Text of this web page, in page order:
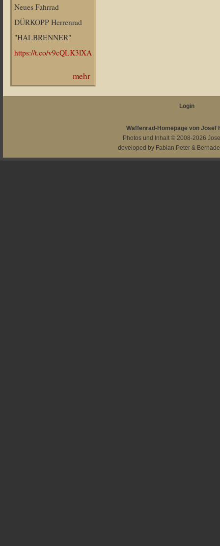
Neues Fahrrad
DÜRKOPP Herrenrad
"HALBRENNER"
https://t.co/v9cQLK3lXA
mehr
Login
Waffenrad-Homepage von Josef
Photos und Inhalt © 2008-2026
developed by Fabian Peter &